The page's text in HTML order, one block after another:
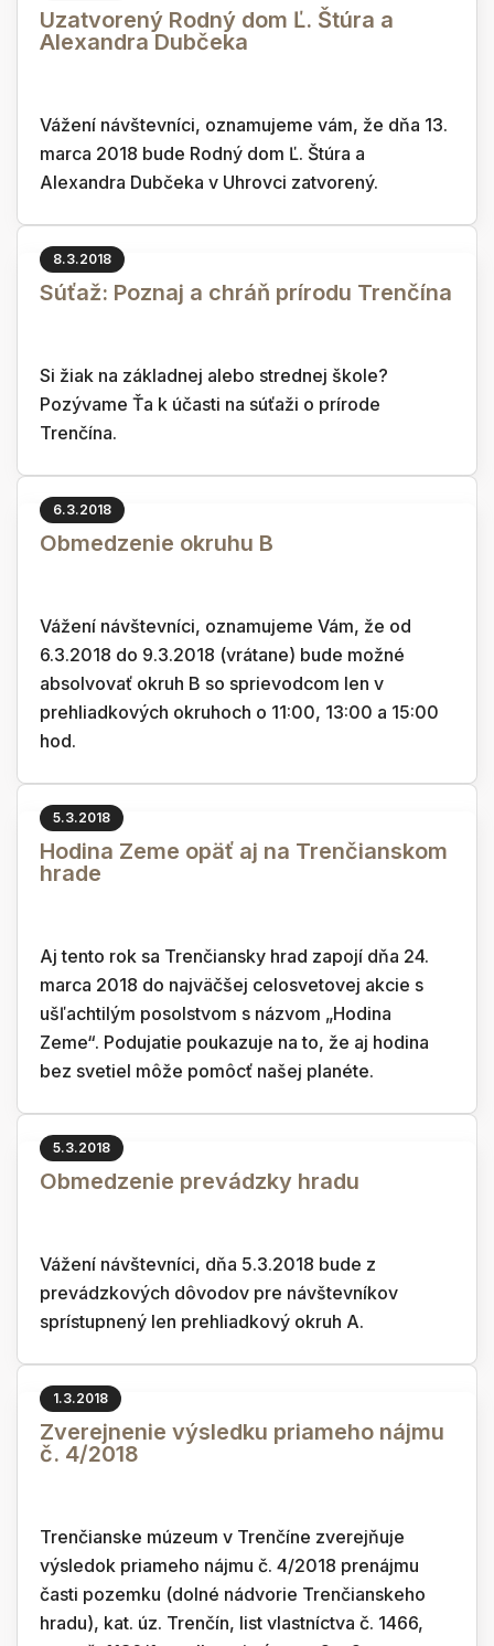
Uzatvorený Rodný dom Ľ. Štúra a
Alexandra Dubčeka
Vážení návštevníci, oznamujeme vám, že dňa 13.
marca 2018 bude Rodný dom Ľ. Štúra a
Alexandra Dubčeka v Uhrovci zatvorený.
8.3.2018
Súťaž: Poznaj a chráň prírodu Trenčína
Si žiak na základnej alebo strednej škole?
Pozývame Ťa k účasti na súťaži o prírode
Trenčína.
6.3.2018
Obmedzenie okruhu B
Vážení návštevníci, oznamujeme Vám, že od
6.3.2018 do 9.3.2018 (vrátane) bude možné
absolvovať okruh B so sprievodcom len v
prehliadkových okruhoch o 11:00, 13:00 a 15:00
hod.
5.3.2018
Hodina Zeme opäť aj na Trenčianskom
hrade
Aj tento rok sa Trenčiansky hrad zapojí dňa 24.
marca 2018 do najväčšej celosvetovej akcie s
ušľachtilým posolstvom s názvom „Hodina
Zeme“. Podujatie poukazuje na to, že aj hodina
bez svetiel môže pomôcť našej planéte.
5.3.2018
Obmedzenie prevádzky hradu
Vážení návštevníci, dňa 5.3.2018 bude z
prevádzkových dôvodov pre návštevníkov
sprístupnený len prehliadkový okruh A.
1.3.2018
Zverejnenie výsledku priameho nájmu
č. 4/2018
Trenčianske múzeum v Trenčíne zverejňuje
výsledok priameho nájmu č. 4/2018 prenájmu
časti pozemku (dolné nádvorie Trenčianskeho
hradu), kat. úz. Trenčín, list vlastníctva č. 1466,